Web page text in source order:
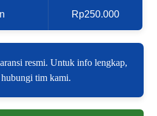
Rp250.000
resmi. Untuk info lengkap,
tim kami.